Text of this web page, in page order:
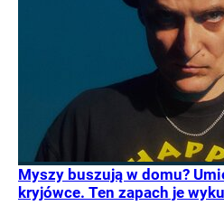
Myszy buszują w domu?
kryjówce. Ten zapach je